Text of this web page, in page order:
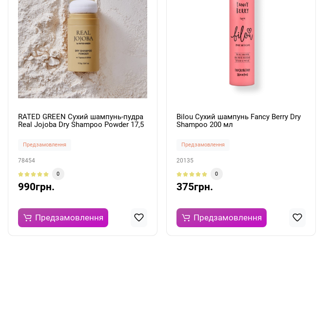
RATED GREEN Сухий шампунь-пудра
Real Jojoba Dry Shampoo Powder 17,5
Предзамовлення
78454
0
990грн.
Предзамовлення
Bilou Сухий шампунь Fancy Berry Dry
Shampoo 200 мл
Предзамовлення
20135
0
375грн.
Предзамовлення